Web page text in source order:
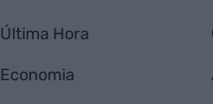
Última Hora
Economia